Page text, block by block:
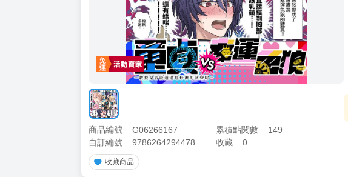
商品編號 G06266167 累積點閱數
149
自訂編號
9786264294478 收藏 0
收藏商品